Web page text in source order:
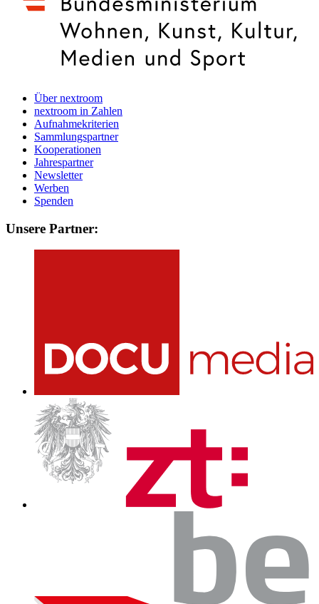
Über nextroom
nextroom in Zahlen
Aufnahmekriterien
Sammlungspartner
Kooperationen
Jahrespartner
Newsletter
Werben
Spenden
Unsere Partner: